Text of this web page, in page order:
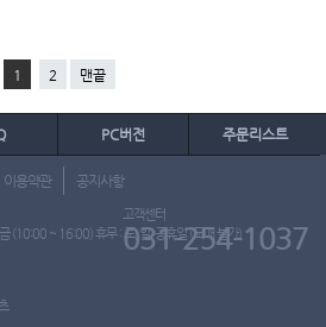
1 2 맨끝
PC버전 주문리스트
이용약관 공지사항
(10:00 ~ 16:00) 휴무 : 토, 일, 공휴일 (도매 불가)
고객센터
031-254-1037